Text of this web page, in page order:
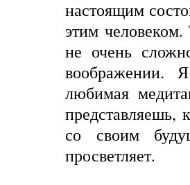
настоящим
этим
не очень
воображении.
любимая
представляешь,
со своим
просветляет.